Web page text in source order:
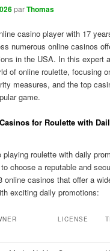
parThomas
casino player with 17
numerous online casinos
in the USA. In this expert
of online roulette, focusing
measures, and the top
game.
for Roulette with
roulette with daily
choose a reputable and
online casinos that offer a
exciting daily promotions:
LICENSE